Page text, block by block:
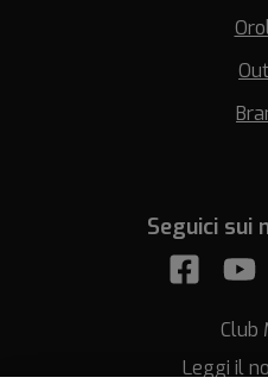
Seguici sui
Club
Leggi il